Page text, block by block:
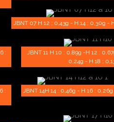
JBNT 07 H 12 : 0,43g - H 14 : 0,30g -
:
JBNT 11 H 10 : 0,89g -H 12 :
0,24g - H 18 :
:
JBNT 14H 14 : 0,46g - H 16 :